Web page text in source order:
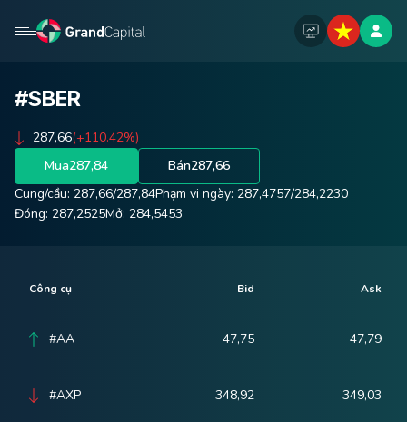
#SBER
287,66(+110.42%)
Mua287,84 Bán287,66
Cung/cầu: 287,66/287,84Phạm vi ngày: 287,4757/284,2230
Đóng: 287,2525Mở: 284,5453
Công cụ Bid Ask
#AA 47,75 47,79
#AXP 348,92 349,03